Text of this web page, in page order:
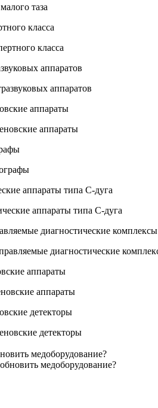
класса
аппаратов
аппараты
аппараты типа C-дуга
диагностические комплексы
аппараты
детекторы
медоборудование?